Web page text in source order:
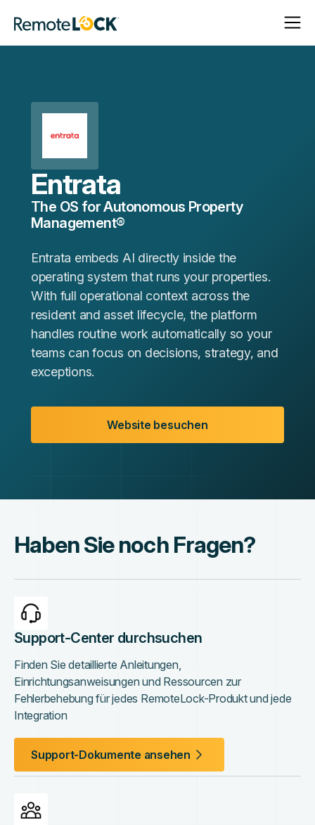
Startseite
öffnen
Entrata
The OS for Autonomous Property
Management®
Entrata embeds AI directly inside the
operating system that runs your properties.
With full operational context across the
resident and asset lifecycle, the platform
handles routine work automatically so your
teams can focus on decisions, strategy, and
exceptions.
Website besuchen
Haben Sie noch Fragen?
Support-Center durchsuchen
Finden Sie detaillierte Anleitungen,
Einrichtungsanweisungen und Ressourcen zur
Fehlerbehebung für jedes RemoteLock-Produkt und jede
Integration
Support-Dokumente ansehen